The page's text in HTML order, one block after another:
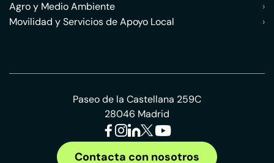
Agro y Medio Ambiente
›
Movilidad y Servicios de Apoyo Local
›
Paseo de la Castellana 259C
28046 Madrid
Contacta con nosotros